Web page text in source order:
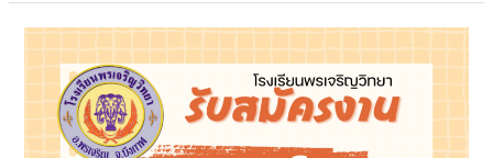
ประกาศ
โรงเรียน
พรเจริญ
วิทยา
เรื่อง